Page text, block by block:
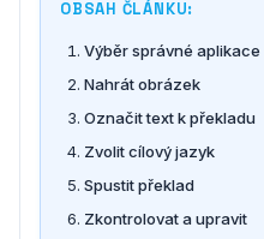
OBSAH ČLÁNKU:
Výběr správné aplikace
Nahrát obrázek
Označit text k překladu
Zvolit cílový jazyk
Spustit překlad
Zkontrolovat a upravit